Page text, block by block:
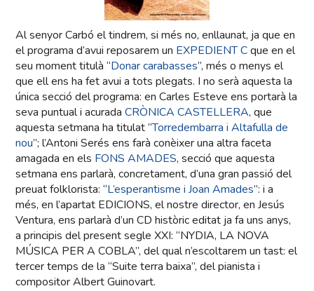
Al senyor Carbó el tindrem, si més no, enllaunat, ja que en
el programa d’avui reposarem un EXPEDIENT Cque en el
seu moment titulà “Donar carabasses”, més o menys el
que ell ens ha fet avui a tots plegats. I no serà aquesta la
única secció del programa: en Carles Esteve ens portarà la
seva puntual i acuradaCRÒNICA CASTELLERA, que
aquesta setmana ha titulat “Torredembarra i Altafulla de
nou”; l’Antoni Serés ens farà conèixer una altra faceta
amagada en els FONS AMADES, secció que aquesta
setmana ens parlarà, concretament, d’una gran passió del
preuat folklorista: “L’esperantisme i Joan Amades”: i a
més, en l’apartat EDICIONS, el nostre director, en Jesús
Ventura, ens parlarà d’un CD històric editat ja fa uns anys,
a principis del present segle XXI: “NYDIA, LA NOVA
MÚSICA PER A COBLA”, del qual n’escoltarem un tast: el
tercer temps de la “Suite terra baixa”, del pianista i
compositor Albert Guinovart.